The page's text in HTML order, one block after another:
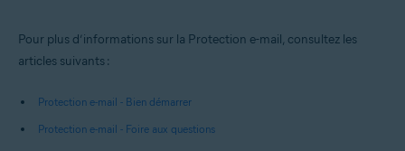
Pour plus d’informations sur la Protection e-mail, consultez les
articles suivants :
Protection e-mail - Bien démarrer
Protection e-mail - Foire aux questions